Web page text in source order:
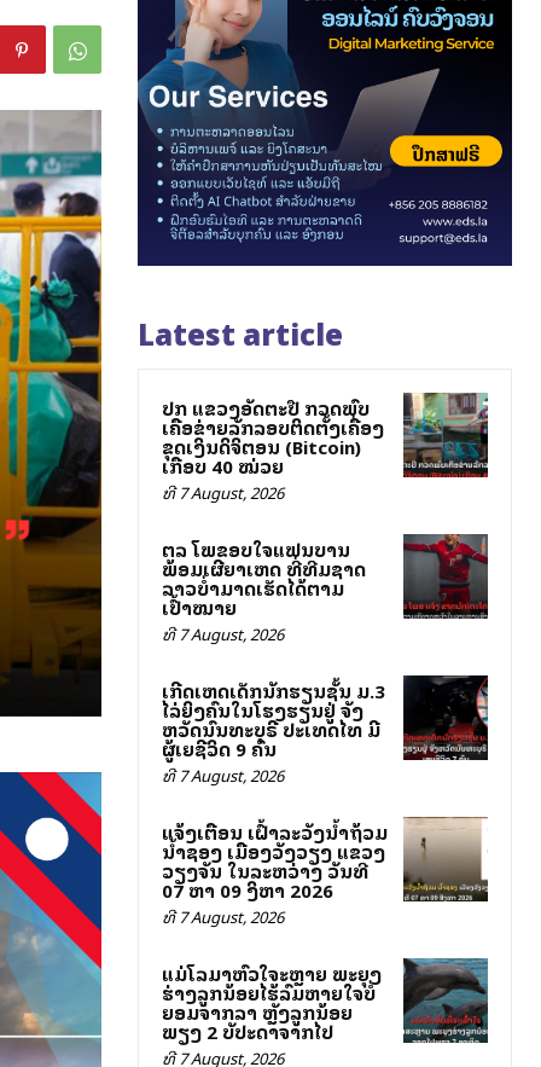
Latest article
ປກສ ແຂວງອັດຕະປື ກວດພົບ
ເຄືອຂ່າຍລັກລອບຕິດຕັ້ງເຄື່ອງ
ຂຸດເງິນດິຈິຕອນ (Bitcoin)
ເກືອບ 40 ໝ່ວຍ
ທີ 7 August, 2026
ສຕລ ໂພສຂອບໃຈແຟນບານ
ພ້ອມເຜີຍສາເຫດ ທີ່ທີມຊາດ
ລາວບໍ່ສາມາດເຮັດໄດ້ຕາມ
ເປົ້າໝາຍ
ທີ 7 August, 2026
ເກີດເຫດເດັກນັກຮຽນຊັ້ນ ມ.3
ໄລ່ຍິງຄົນໃນໂຮງຮຽນຢູ່ ຈັງ
ຫວັດນົນທະບຸຣີ ປະເທດໄທ ມີ
ຜູ້ເສຍຊີວິດ 9 ຄົນ
ທີ 7 August, 2026
ແຈ້ງເຕືອນ ເຝົ້າລະວັງນ້ຳຖ້ວມ
ນ້ຳຊອງ ເມືອງວັງວຽງ ແຂວງ
ວຽງຈັນ ໃນລະຫວ່າງ ວັນທີ
07 ຫາ 09 ສິງຫາ 2026
ທີ 7 August, 2026
ແມ່ໂລມາຫົວໃຈສະຫຼາຍ ພະຍຸງ
ຮ່າງລູກນ້ອຍໄຮ້ລົມຫາຍໃຈບໍ່
ຍອມຈາກລາ ຫຼັງລູກນ້ອຍ
ພຽງ 2 ສັບປະດາຈາກໄປ
ທີ 7 August, 2026